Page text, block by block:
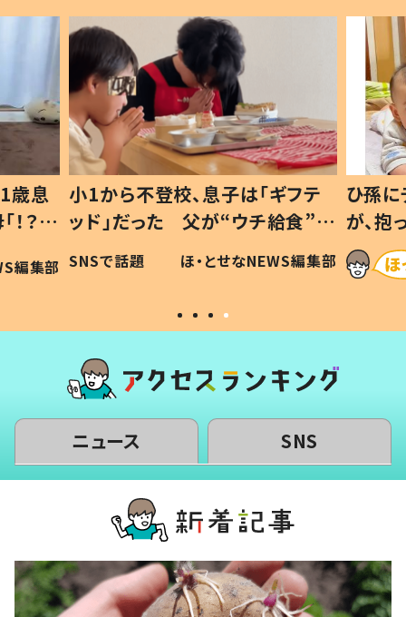
歳息
？」
編集部
小1から不登校、息子は「ギフテ
ッド」だった 父が“ウチ給食”を
作り続ける理由とは #令和の親
#令和の子
SNSで話題 ほ・とせなNEWS編集部
ひ孫
が、
「涙が
い」
ニュース SNS